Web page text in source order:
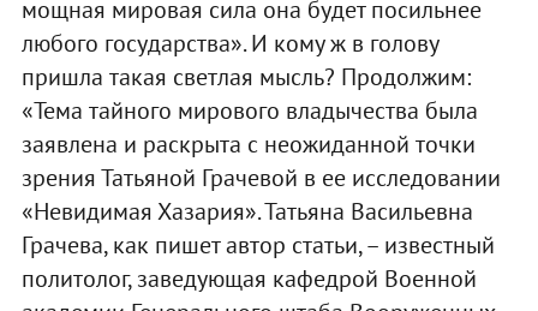
мощная мировая сила она будет посильнее
любого государства». И кому ж в голову
пришла такая светлая мысль? Продолжим:
«Тема тайного мирового владычества была
заявлена и раскрыта с неожиданной точки
зрения Татьяной Грачевой в ее исследовании
«Невидимая Хазария». Татьяна Васильевна
Грачева, как пишет автор статьи, – известный
политолог, заведующая кафедрой Военной